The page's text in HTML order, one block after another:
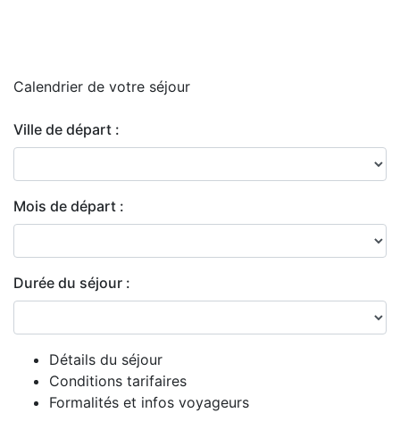
Calendrier de votre séjour
Ville de départ :
Mois de départ :
Durée du séjour :
Détails du séjour
Conditions tarifaires
Formalités et infos voyageurs